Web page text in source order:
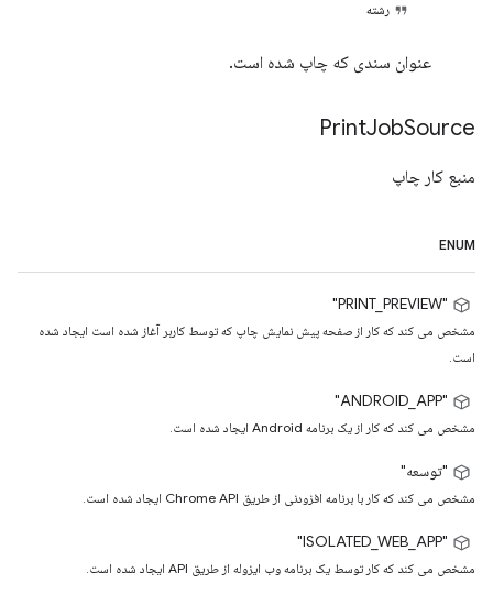
رشته
عنوان سندی که چاپ شده است.
PrintJobSource
منبع کار چاپ
ENUM
"PRINT_PREVIEW"
مشخص می کند که کار از صفحه پیش نمایش چاپ که توسط کاربر آغاز شده است ایجاد شده
است.
"ANDROID_APP"
مشخص می کند که کار از یک برنامه Android ایجاد شده است.
"توسعه"
مشخص می کند که کار با برنامه افزودنی از طریق Chrome API ایجاد شده است.
"ISOLATED_WEB_APP"
مشخص می کند که کار توسط یک برنامه وب ایزوله از طریق API ایجاد شده است.